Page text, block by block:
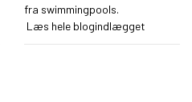
fra swimmingpools.
Læs hele blogindlægget